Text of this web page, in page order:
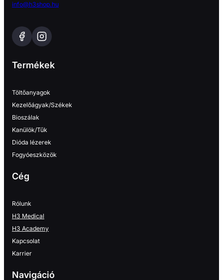
info@h3shop.hu
Termékek
Töltőanyagok
Kezelőágyak/Székek
Bioszálak
Kanülök/Tűk
Dióda lézerek
Fogyóeszközök
Cég
Rólunk
H3 Medical
H3 Academy
Kapcsolat
Karrier
Navigáció